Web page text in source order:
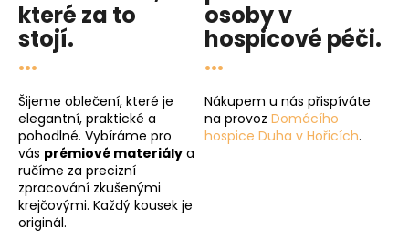
které za to
stojí.
...
Šijeme oblečení, které je
elegantní, praktické a
pohodlné. Vybíráme pro
vás prémiové materiály a
ručíme za precizní
zpracování zkušenými
krejčovými. Každý kousek je
originál.
osoby v
hospicové péči.
...
Nákupem u nás přispíváte
na provoz Domácího
hospice Duha v Hořicích.